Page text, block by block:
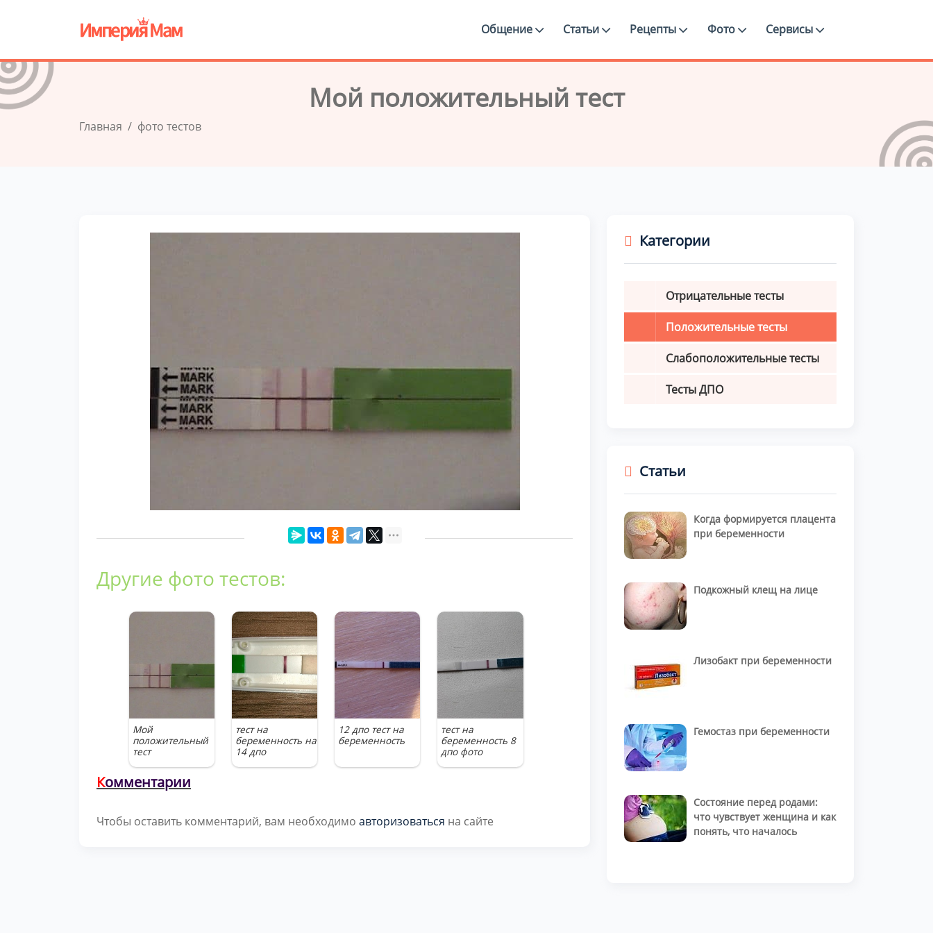
Общение Статьи Рецепты Фото Сервисы
Мой положительный тест
Главная фото тестов
Другие фото тестов:
Мой
положительный
тест
тест на
беременность на
14 дпо
12 дпо тест на
беременность
тест на
беременность 8
дпо фото
Комментарии
Чтобы оставить комментарий, вам необходимо авторизоваться на сайте
Категории
Отрицательные тесты
Положительные тесты
Слабоположительные тесты
Тесты ДПО
Статьи
Когда формируется плацента
при беременности
Подкожный клещ на лице
Лизобакт при беременности
Гемостаз при беременности
Состояние перед родами:
что чувствует женщина и как
понять, что началось